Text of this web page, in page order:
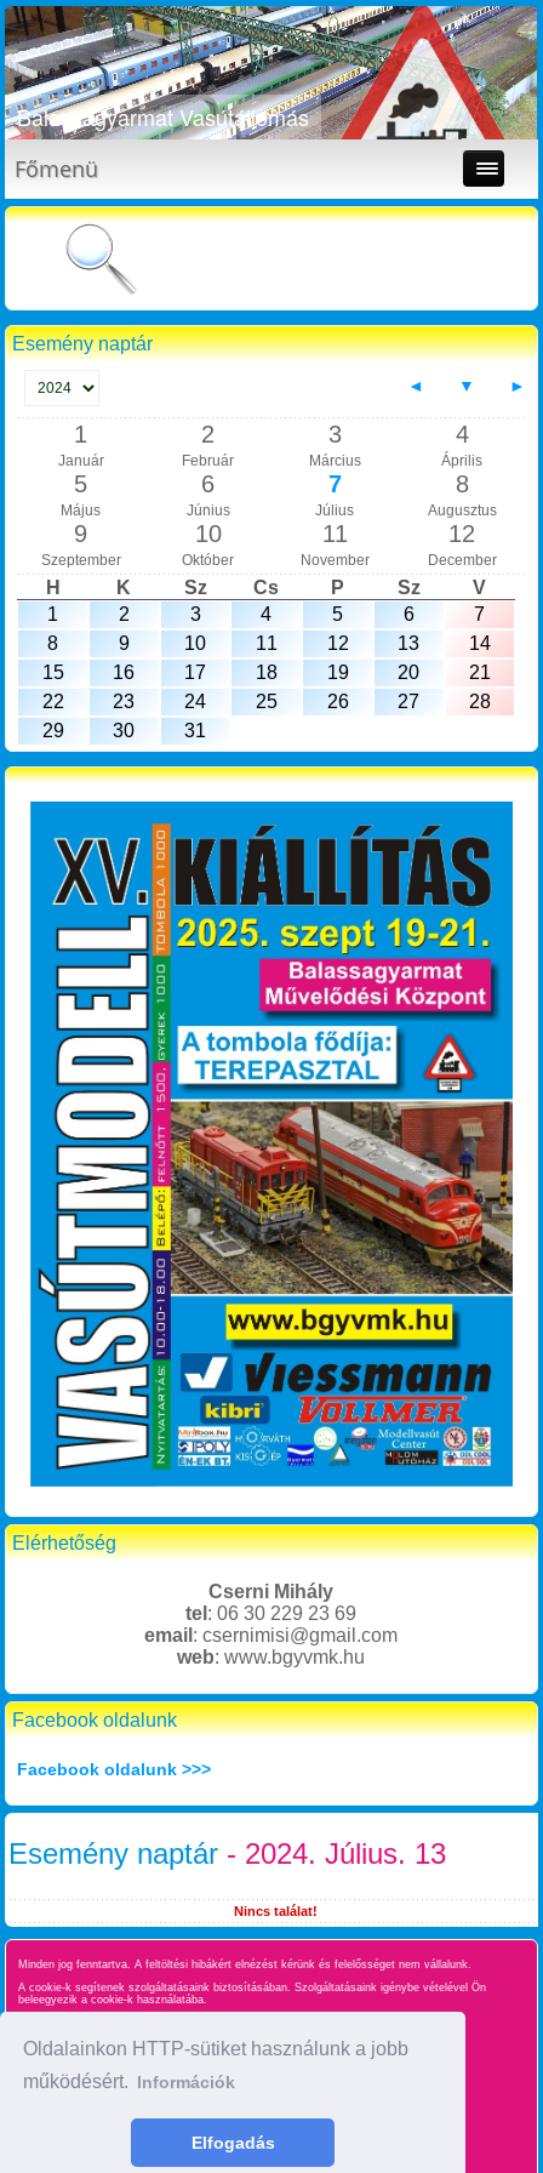
Oldalainkon HTTP-sütiket használunk a jobb
működésért. Információk
Elfogadás
Balassagyarmat Vasútállomás
Főmenü
Esemény naptár
◄ ▼ ►
1
Január
2
Február
3
Március
4
Április
5
Május
6
Június
7
Július
8
Augusztus
9
Szeptember
10
Október
11
November
12
December
H K Sz Cs P Sz
V
1
2 3 4 5 6
7
8
9 10 11 12 13
14
15
16 17 18 19 20
21
22
23 24 25 26 27
28
29
30 31
Elérhetőség
Cserni Mihály
tel : 06 30 229 23 69
email : csernimisi@gmail.com
web: www.bgyvmk.hu
Facebook oldalunk
Facebook oldalunk >>>
Esemény naptár - 2024. Július. 13
Nincs találat!
Minden jog fenntartva. A feltöltési hibákért elnézést kérünk és felelősséget nem vállalunk.
A cookie-k segítenek szolgáltatásaink biztosításában. Szolgáltatásaink igénybe vételével Ön
beleegyezik a cookie-k használatába.
Oldaltérkép